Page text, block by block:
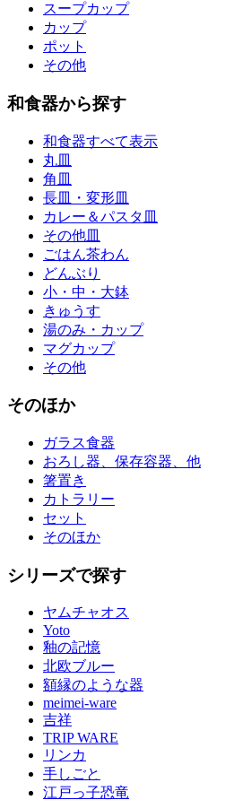
スープカップ
カップ
ポット
その他
和食器から探す
和食器すべて表示
丸皿
角皿
長皿・変形皿
カレー＆パスタ皿
その他皿
ごはん茶わん
どんぶり
小・中・大鉢
きゅうす
湯のみ・カップ
マグカップ
その他
そのほか
ガラス食器
おろし器、保存容器、他
箸置き
カトラリー
セット
そのほか
シリーズで探す
ヤムチャオス
Yoto
釉の記憶
北欧ブルー
額縁のような器
meimei-ware
吉祥
TRIP WARE
リンカ
手しごと
江戸っ子恐竜